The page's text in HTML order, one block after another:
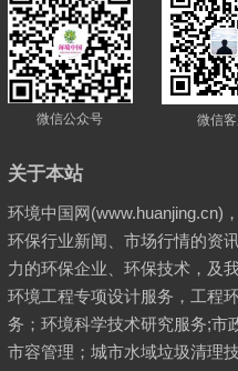
微信公众号 微信
关于本站
环境中国网(www.huanjing.cn)
环保行业新闻、市场行情的资
力的环保企业、环保技术，及
环境工程专项设计服务，工程
务；环境科学技术研究服务;市
市容管理；城市水域垃圾清理